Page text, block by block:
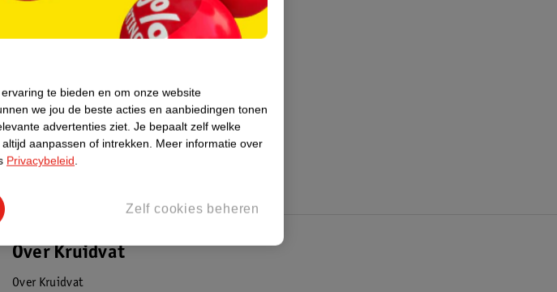
Over Kruidvat
Over Kruidvat
te bieden en om onze website
we jou de beste acties en aanbiedingen tonen
advertenties ziet. Je bepaalt zelf welke
aanpassen of intrekken. Meer informatie over
Privacybeleid.
Zelf cookies beheren